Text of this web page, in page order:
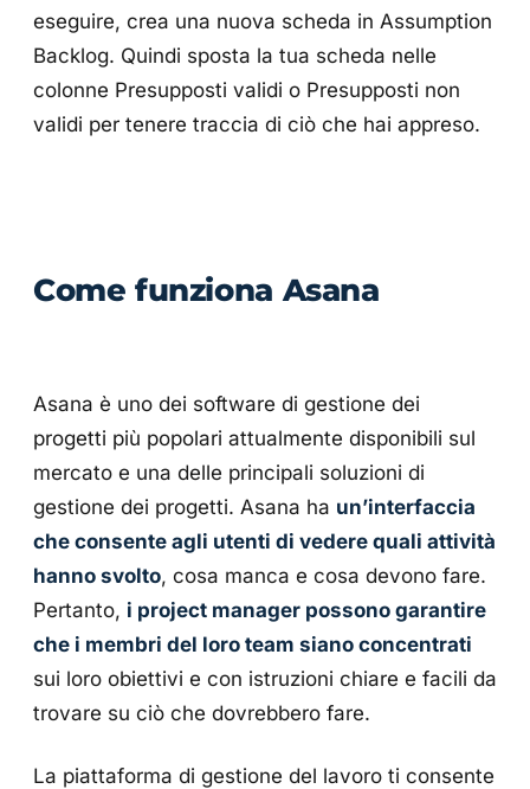
eseguire, crea una nuova scheda in Assumption
Backlog. Quindi sposta la tua scheda nelle
colonne Presupposti validi o Presupposti non
validi per tenere traccia di ciò che hai appreso.
Come funziona Asana
Asana è uno dei software di gestione dei
progetti più popolari attualmente disponibili sul
mercato e una delle principali soluzioni di
gestione dei progetti. Asana ha un’interfaccia
che consente agli utenti di vedere quali attività
hanno svolto, cosa manca e cosa devono fare.
Pertanto, i project manager possono garantire
che i membri del loro team siano concentrati
sui loro obiettivi e con istruzioni chiare e facili da
trovare su ciò che dovrebbero fare.
La piattaforma di gestione del lavoro ti consente